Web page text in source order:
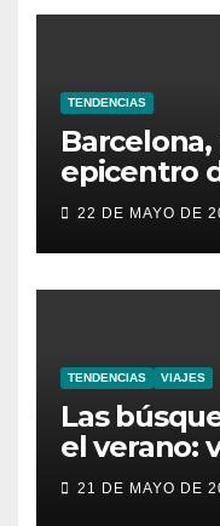
TENDENCIAS
epicentro
Bunny en
22 DE MAYO DE
TENDENCIAS VIAJES
Las
el verano:
aventura,
nuevas
21 DE MAYO DE